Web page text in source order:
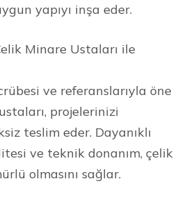
yapıyı inşa eder.
Minare Ustaları ile
ve referanslarıyla öne
projelerinizi
teslim eder. Dayanıklı
ve teknik donanım, çelik
olmasını sağlar.